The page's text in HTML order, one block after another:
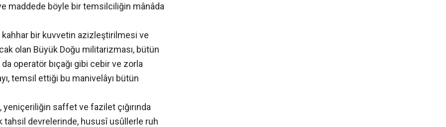
maddede böyle bir temsilciliğin mânâda
bir kuvvetin azizleştirilmesi ve
olan Büyük Doğu militarizması, bütün
operatör bıçağı gibi cebir ve zorla
temsil ettiği bu manivelâyı bütün
saffet ve fazilet çığırında
tahsil devrelerinde, hususî usûllerle ruh